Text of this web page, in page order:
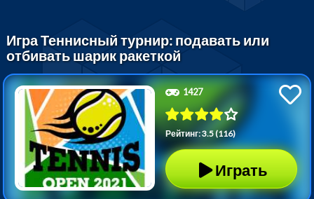
Игра Теннисный турнир: подавать или
отбивать шарик ракеткой
1427
Рейтинг: 3.5 (116)
Играть